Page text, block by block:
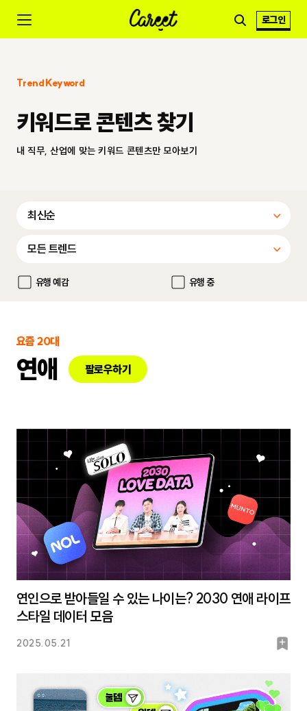
로그인
Trend Keyword
키워드로 콘텐츠 찾기
내 직무, 산업에 맞는 키워드 콘텐츠만 모아보기
유행 예감 유행 중
요즘 20대
연애 팔로우하기
연인으로 받아들일 수 있는 나이는? 2030 연애 라이프
스타일 데이터 모음
2025.05.21
북
크